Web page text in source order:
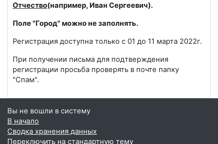
Отчество(например, Иван Сергеевич).
Поле "Город" можно не заполнять.
Регистрация доступна только c 01 до 11 марта 2022г.
При получении письма для подтверждения
регистрации просьба проверять в почте папку
"Спам".
Вы не вошли в систему
В начало
Сводка хранения данных
Переключить на стандартную тему